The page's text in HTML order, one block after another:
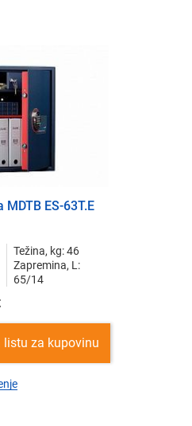
ES-63T.E
Težina, kg: 46
Zapremina, L:
65/14
listu za kupovinu